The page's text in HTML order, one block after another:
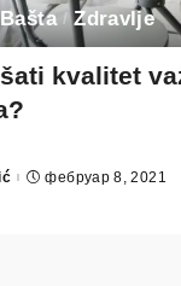
Zdravlje
kvalitet
фебруар 8, 2021